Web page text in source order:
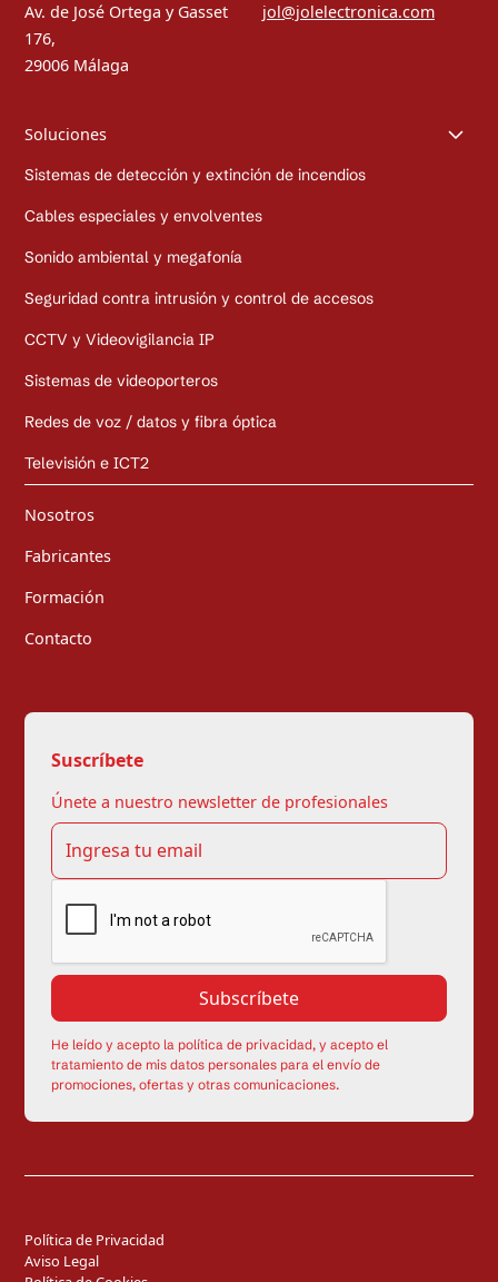
Av. de José Ortega y Gasset
176,
29006 Málaga
jol@jolelectronica.com
Nosotros
Fabricantes
Formación
Contacto
Soluciones
Sistemas de detección y extinción de incendios
Cables especiales y envolventes
Sonido ambiental y megafonía
Seguridad contra intrusión y control de accesos
CCTV y Videovigilancia IP
Sistemas de videoporteros
Redes de voz / datos y fibra óptica
Televisión e ICT2
Suscríbete
Únete a nuestro newsletter de profesionales
He leído y acepto la política de privacidad, y acepto el
tratamiento de mis datos personales para el envío de
promociones, ofertas y otras comunicaciones.
Política de Privacidad
Aviso Legal